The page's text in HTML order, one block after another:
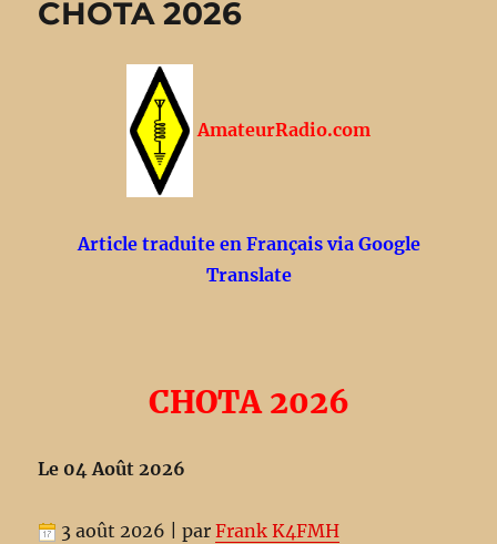
CHOTA 2026
AmateurRadio.com
Article traduite en Français via Google
Translate
CHOTA 2026
Le 04 Août 2026
3 août 2026 | parFrank K4FMH